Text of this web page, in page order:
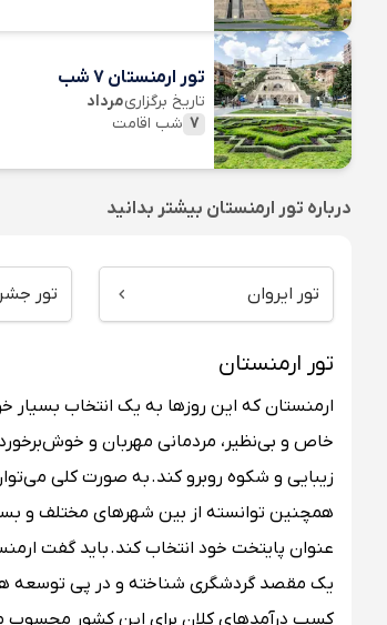
تور ارمنستان 7 شب
تاریخ برگزاریمرداد
7 شب اقامت
درباره تور ارمنستان بیشتر بدانید
تور ایروان تور
تور ارمنستان
ارمنستان که این روزها به یک انتخاب
خاص و بی‌نظیر، مردمانی مهربان و خوش‌برخورد
زیبایی و شکوه روبرو کند. به صورت کلی
همچنین توانسته از بین شهرهای مختلف و
عنوان پایتخت خود انتخاب کند. باید گفت
یک مقصد گردشگری شناخته و در پی توسعه
کسب درآمدهای کلان برای این کشور محسوب